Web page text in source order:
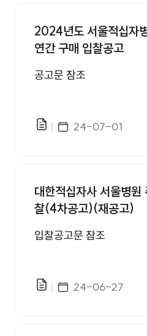
2024년도 서울적십자
연간 구매 입찰공고
공고문 참조
파일있음게시일자
24-07-01
대한적십자사 서울병원
찰(4차공고)(재공고)
입찰공고문 참조
파일있음게시일자
24-06-27